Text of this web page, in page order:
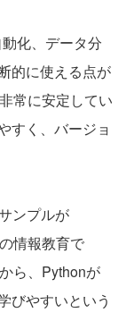
化、データ分
的に使える点が
常に安定してい
すく、バージョ
ンプルが
情報教育で
ら、Pythonが
びやすいという